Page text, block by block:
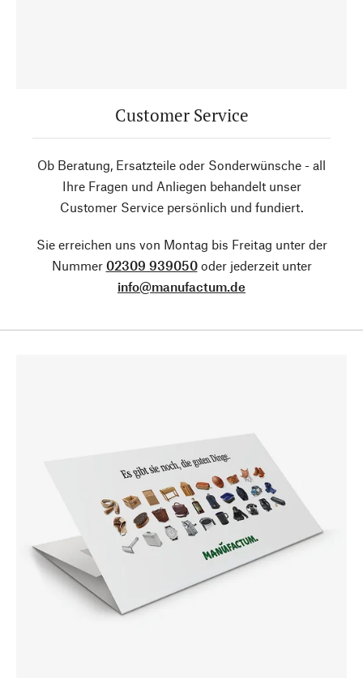
Customer Service
Ob Beratung, Ersatzteile oder Sonderwünsche - all
Ihre Fragen und Anliegen behandelt unser
Customer Service persönlich und fundiert.
Sie erreichen uns von Montag bis Freitag unter der
Nummer 02309 939050oder jederzeit unter
info@manufactum.de